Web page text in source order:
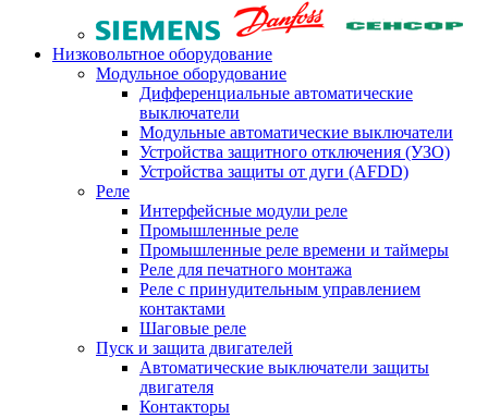
Низковольтное оборудование
Модульное оборудование
Дифференциальные автоматические
выключатели
Модульные автоматические выключатели
Устройства защитного отключения (УЗО)
Устройства защиты от дуги (AFDD)
Реле
Интерфейсные модули реле
Промышленные реле
Промышленные реле времени и таймеры
Реле для печатного монтажа
Реле с принудительным управлением
контактами
Шаговые реле
Пуск и защита двигателей
Автоматические выключатели защиты
двигателя
Контакторы